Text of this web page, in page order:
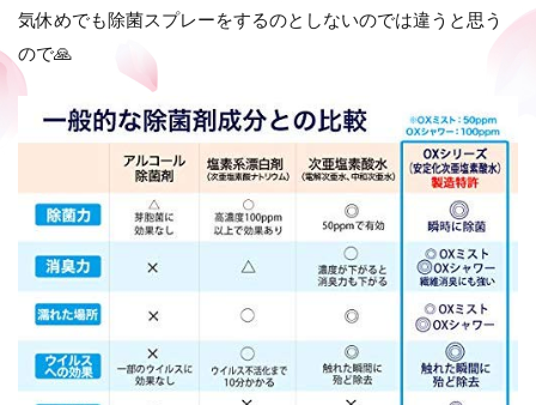
気休めでも除菌スプレーをするのとしないのでは違うと思う
ので🙏